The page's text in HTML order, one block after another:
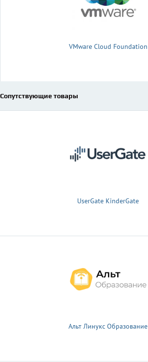
VMware Cloud Foundation
Сопутствующие товары
UserGate KinderGate
Альт Линукс Образование